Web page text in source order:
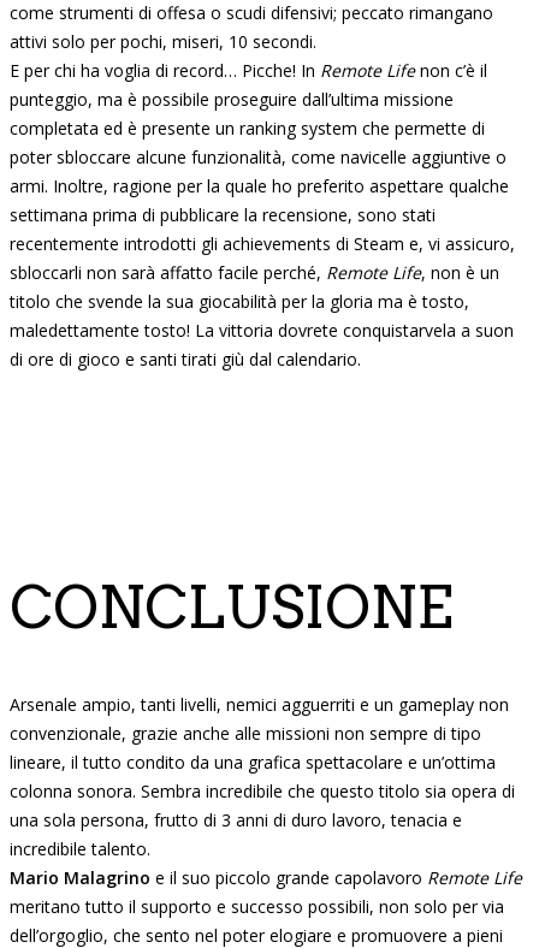
come strumenti di offesa o scudi difensivi; peccato rimangano
attivi solo per pochi, miseri, 10 secondi.
E per chi ha voglia di record… Picche! In Remote Lifenon c’è il
punteggio, ma è possibile proseguire dall’ultima missione
completata ed è presente un ranking system che permette di
poter sbloccare alcune funzionalità, come navicelle aggiuntive o
armi. Inoltre, ragione per la quale ho preferito aspettare qualche
settimana prima di pubblicare la recensione, sono stati
recentemente introdotti gli achievements di Steam e, vi assicuro,
sbloccarli non sarà affatto facile perché, Remote Life, non è un
titolo che svende la sua giocabilità per la gloria ma è tosto,
maledettamente tosto! La vittoria dovrete conquistarvela a suon
di ore di gioco e santi tirati giù dal calendario.
CONCLUSIONE
Arsenale ampio, tanti livelli, nemici agguerriti e un gameplay non
convenzionale, grazie anche alle missioni non sempre di tipo
lineare, il tutto condito da una grafica spettacolare e un’ottima
colonna sonora. Sembra incredibile che questo titolo sia opera di
una sola persona, frutto di 3 anni di duro lavoro, tenacia e
incredibile talento.
Mario Malagrino e il suo piccolo grande capolavoro Remote Life
meritano tutto il supporto e successo possibili, non solo per via
dell’orgoglio, che sento nel poter elogiare e promuovere a pieni